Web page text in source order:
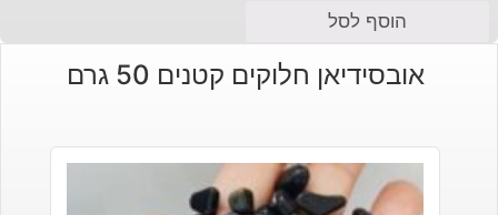
הוסף לסל
אובסידיאן חלוקים קטנים 50 גרם